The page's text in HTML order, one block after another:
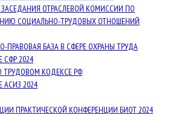
ОТРАСЛЕВОЙ КОМИССИИ ПО
СОЦИАЛЬНО-ТРУДОВЫХ ОТНОШЕНИЙ
ПРАВОВАЯ БАЗА В СФЕРЕ ОХРАНЫ ТРУДА
СФР 2024
ТРУДОВОМ КОДЕКСЕ РФ
АСИЗ 2024
ПРАКТИЧЕСКОЙ КОНФЕРЕНЦИИ БИОТ 2024